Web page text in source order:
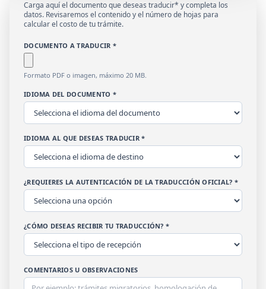
Carga aquí el documento que deseas traducir* y completa los
datos. Revisaremos el contenido y el número de hojas para
calcular el costo de tu trámite.
DOCUMENTO A TRADUCIR *
Formato PDF o imagen, máximo 20 MB.
IDIOMA DEL DOCUMENTO *
IDIOMA AL QUE DESEAS TRADUCIR *
¿REQUIERES LA AUTENTICACIÓN DE LA TRADUCCIÓN OFICIAL? *
¿CÓMO DESEAS RECIBIR TU TRADUCCIÓN? *
COMENTARIOS U OBSERVACIONES